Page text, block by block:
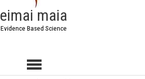
eimai maia
Evidence Based Science